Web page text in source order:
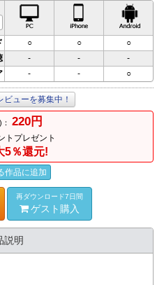
iPhone対応
○ ○
○
- -
-
- - ○
ューを募集中！
220円
トプレゼント
5％還元!
作品に追加
再ダウンロード7日間
ゲスト購入
説明